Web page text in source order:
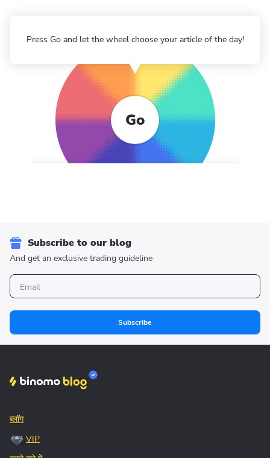
Go
Press Go and let the wheel choose your article of the day!
Subscribe to our blog
And get an exclusive trading guideline
Subscribe
ब्लॉग
VIP